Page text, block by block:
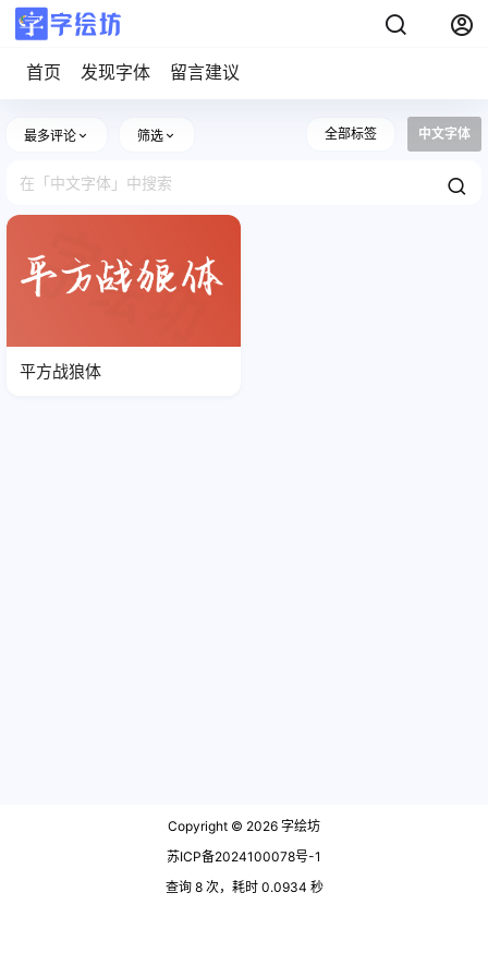
首页 发现字体 留言建议
最多评论 筛选 全部标签 中文字体
平方战狼体
Copyright © 2026 字绘坊
苏ICP备2024100078号-1
查询 8 次，耗时 0.0934 秒